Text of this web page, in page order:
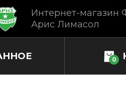
Интернет-магазин
Арис Лимасол
0